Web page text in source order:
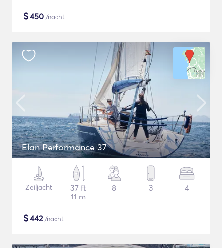
$450 /nacht
Elan Performance 37
Zeiljacht
37 ft
11 m
8 3 4
$442/nacht